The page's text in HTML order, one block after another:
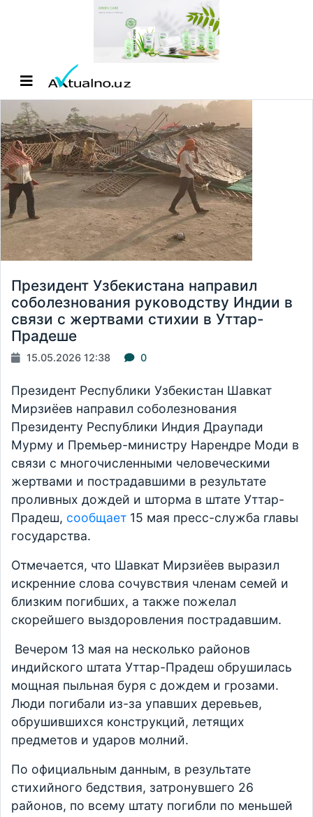
Президент Узбекистана направил
соболезнования руководству Индии в
связи с жертвами стихии в Уттар-
Прадеше
15.05.2026 12:38 0
Президент Республики Узбекистан Шавкат
Мирзиёев направил соболезнования
Президенту Республики Индия Драупади
Мурму и Премьер-министру Нарендре Моди в
связи с многочисленными человеческими
жертвами и пострадавшими в результате
проливных дождей и шторма в штате Уттар-
Прадеш, сообщает 15 мая пресс-служба главы
государства.
Отмечается, что Шавкат Мирзиёев выразил
искренние слова сочувствия членам семей и
близким погибших, а также пожелал
скорейшего выздоровления пострадавшим.
Вечером 13 мая на несколько районов
индийского штата Уттар-Прадеш обрушилась
мощная пыльная буря с дождем и грозами.
Люди погибали из-за упавших деревьев,
обрушившихся конструкций, летящих
предметов и ударов молний.
По официальным данным, в результате
стихийного бедствия, затронувшего 26
районов, по всему штату погибли по меньшей